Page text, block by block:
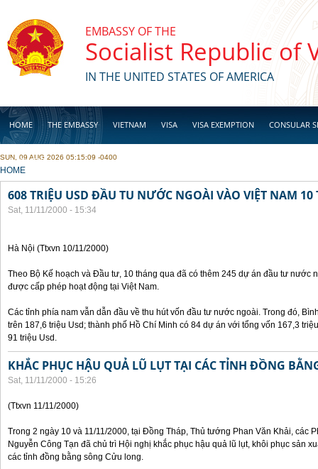
EMBASSY OF THE
Socialist Republic of
IN THE UNITED STATES OF AMERICA
HOME THE EMBASSY VIETNAM VISA VISA EXEMPTION CONSULAR
BUSINESS
SUN, 09 AUG 2026 05:15:09 -0400
YOU ARE HERE
HOME
608 TRIỆU USD ĐẦU TU NƯỚC NGOÀI VÀO VIỆT NAM 10
Sat, 11/11/2000 - 15:34
Hà Nội (Ttxvn 10/11/2000)
Theo Bộ Kế hoạch và Đầu tư, 10 tháng qua đã có thêm 245 dự án đầu tư nước
được cấp phép hoạt động tại Việt Nam.
Các tỉnh phía nam vẫn dẫn đầu về thu hút vốn đầu tư nước ngoài. Trong đó,
trên 187,6 triệu Usd; thành phố Hồ Chí Minh có 84 dự án với tổng vốn 167,3
91 triệu Usd.
KHẮC PHỤC HẬU QUẢ LŨ LỤT TẠI CÁC TỈNH ĐỒNG
Sat, 11/11/2000 - 15:26
(Ttxvn 11/11/2000)
Trong 2 ngày 10 và 11/11/2000, tại Đồng Tháp, Thủ tướng Phan Văn Khải, các
Nguyễn Công Tạn đã chủ trì Hội nghị khắc phục hậu quả lũ lụt, khôi phục sản
các tỉnh đồng bằng sông Cửu long.